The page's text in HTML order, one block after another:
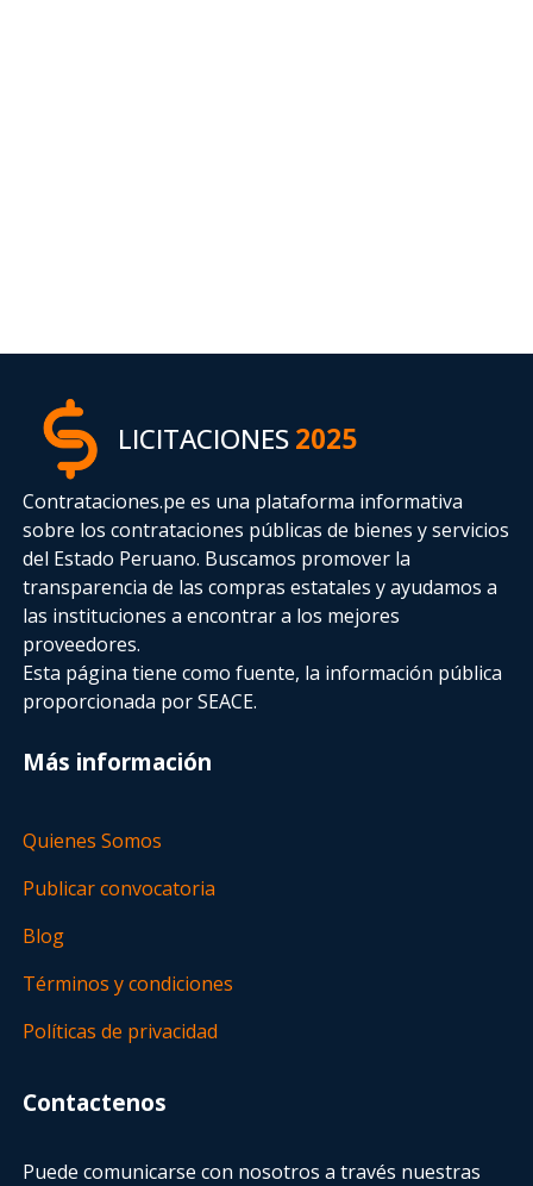
LICITACIONES2025
Contrataciones.pe es una plataforma informativa
sobre los contrataciones públicas de bienes y servicios
del Estado Peruano. Buscamos promover la
transparencia de las compras estatalesy ayudamos a
las instituciones a encontrar a los mejores
proveedores.
Esta página tiene como fuente, la información pública
proporcionada por SEACE.
Más información
Quienes Somos
Publicar convocatoria
Blog
Términos y condiciones
Políticas de privacidad
Contactenos
Puede comunicarse con nosotros a través nuestras